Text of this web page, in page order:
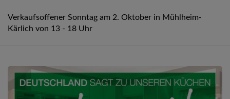
Verkaufsoffener Sonntag am 2. Oktober in Mühlheim-
Kärlich von 13 - 18 Uhr